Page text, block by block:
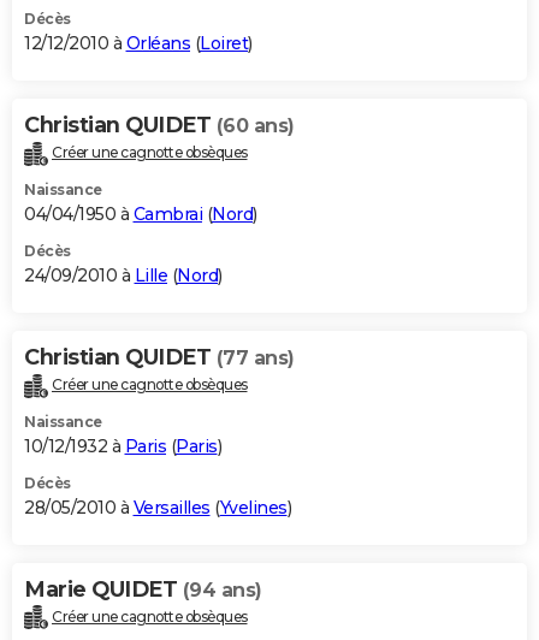
Décès
12/12/2010 à Orléans (Loiret)
Christian QUIDET (60 ans)
Créer une cagnotte obsèques
Naissance
04/04/1950 à Cambrai (Nord)
Décès
24/09/2010 à Lille (Nord)
Christian QUIDET (77 ans)
Créer une cagnotte obsèques
Naissance
10/12/1932 à Paris (Paris)
Décès
28/05/2010 à Versailles (Yvelines)
Marie QUIDET (94 ans)
Créer une cagnotte obsèques